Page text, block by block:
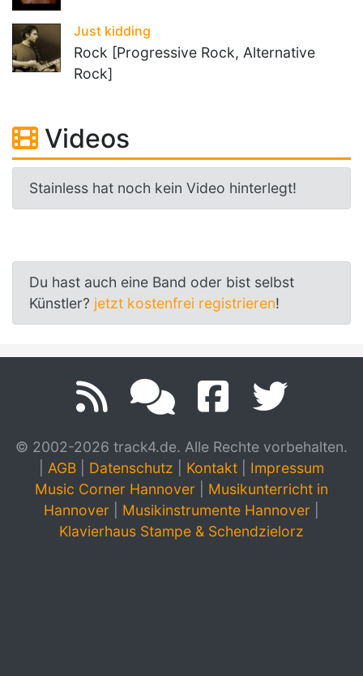
Just kidding
Rock [Progressive Rock, Alternative
Rock]
Videos
Stainless hat noch kein Video hinterlegt!
Du hast auch eine Band oder bist selbst
Künstler? jetzt kostenfrei registrieren!
© 2002-2026 track4.de. Alle Rechte vorbehalten.
AGB Datenschutz Kontakt
Impressum
Music Corner Hannover
Musikunterricht in
Hannover
Musikinstrumente Hannover
Klavierhaus Stampe & Schendzielorz